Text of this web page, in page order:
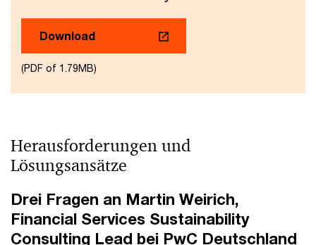
Download
(PDF of 1.79MB)
Herausforderungen und
Lösungsansätze
Drei Fragen an Martin Weirich,
Financial Services Sustainability
Consulting Lead bei PwC Deutschland